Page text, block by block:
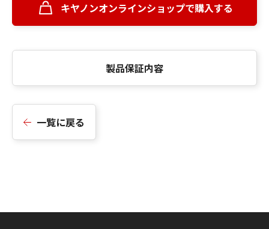
キヤノンオンラインショップで購入する
製品保証内容
一覧に戻る